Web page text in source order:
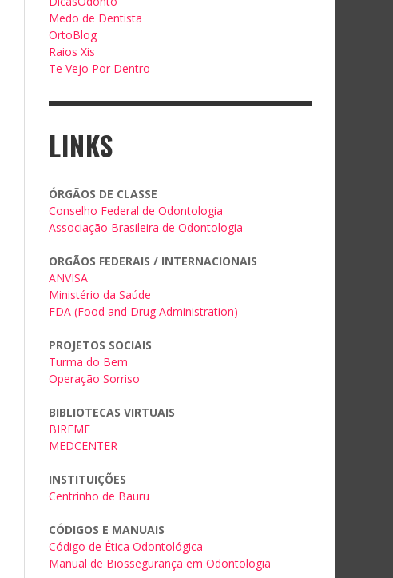
Medo de Dentista
OrtoBlog
Raios Xis
Te Vejo Por Dentro
LINKS
ÓRGÃOS DE CLASSE
Conselho Federal de Odontologia
Associação Brasileira de Odontologia
ORGÃOS FEDERAIS / INTERNACIONAIS
ANVISA
Ministério da Saúde
FDA (Food and Drug Administration)
PROJETOS SOCIAIS
Turma do Bem
Operação Sorriso
BIBLIOTECAS VIRTUAIS
BIREME
MEDCENTER
INSTITUIÇÕES
Centrinho de Bauru
CÓDIGOS E MANUAIS
Código de Ética Odontológica
Manual de Biossegurança em Odontologia